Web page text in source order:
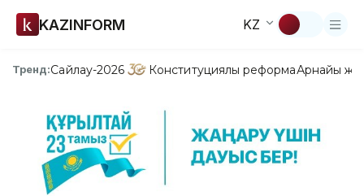
KAZINFORM KZ
Тренд:Сайлау-2026 Конституциялық реформаАрнайы